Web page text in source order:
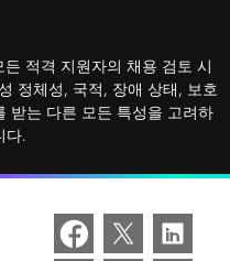
적격 지원자의 채용 검토 시
정체성, 국적, 장애 상태, 보호
받는 다른 모든 특성을 고려하
다.